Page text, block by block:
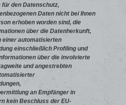
den Datenschutz,
Daten nicht bei Ihnen
erhoben worden sind, die
über die Datenherkunft,
einer automatisierten
einschließlich Profiling und
über die involvierte
und angestrebten
an Empfänger in
kein Beschluss der EU-